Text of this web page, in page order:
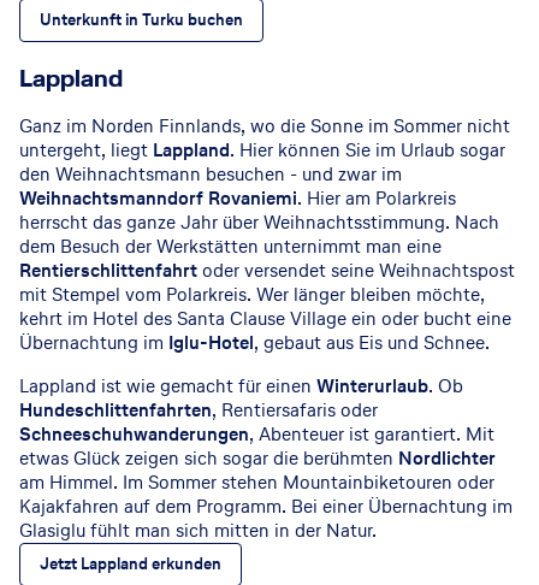
Unterkunft in Turku buchen
Lappland
Ganz im Norden Finnlands, wo die Sonne im Sommer nicht
untergeht, liegt Lappland. Hier können Sie im Urlaub sogar
den Weihnachtsmann besuchen - und zwar im
Weihnachtsmanndorf Rovaniemi. Hier am Polarkreis
herrscht das ganze Jahr über Weihnachtsstimmung. Nach
dem Besuch der Werkstätten unternimmt man eine
Rentierschlittenfahrtoder versendet seine Weihnachtspost
mit Stempel vom Polarkreis. Wer länger bleiben möchte,
kehrt im Hotel des Santa Clause Village ein oder bucht eine
Übernachtung im Iglu-Hotel, gebaut aus Eis und Schnee.
Lappland ist wie gemacht für einen Winterurlaub. Ob
Hundeschlittenfahrten, Rentiersafaris oder
Schneeschuhwanderungen, Abenteuer ist garantiert. Mit
etwas Glück zeigen sich sogar die berühmten Nordlichter
am Himmel. Im Sommer stehen Mountainbiketouren oder
Kajakfahren auf dem Programm. Bei einer Übernachtung im
Glasiglu fühlt man sich mitten in der Natur.
Jetzt Lappland erkunden